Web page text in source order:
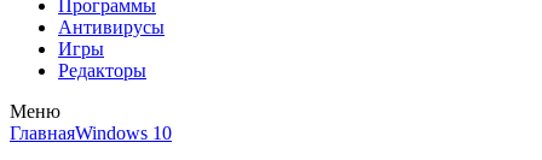
Программы
Антивирусы
Игры
Редакторы
Меню
ГлавнаяWindows 10